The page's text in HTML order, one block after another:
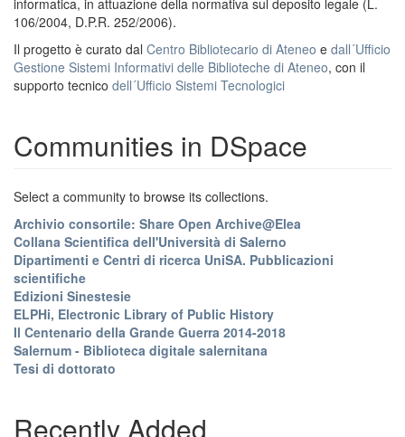
informatica, in attuazione della normativa sul deposito legale (L.
106/2004, D.P.R. 252/2006).
Il progetto è curato dal Centro Bibliotecario di Ateneo e dall´Ufficio
Gestione Sistemi Informativi delle Biblioteche di Ateneo, con il
supporto tecnico dell´Ufficio Sistemi Tecnologici
Communities in DSpace
Select a community to browse its collections.
Archivio consortile: Share Open Archive@Elea
Collana Scientifica dell'Università di Salerno
Dipartimenti e Centri di ricerca UniSA. Pubblicazioni
scientifiche
Edizioni Sinestesie
ELPHi, Electronic Library of Public History
Il Centenario della Grande Guerra 2014-2018
Salernum - Biblioteca digitale salernitana
Tesi di dottorato
Recently Added